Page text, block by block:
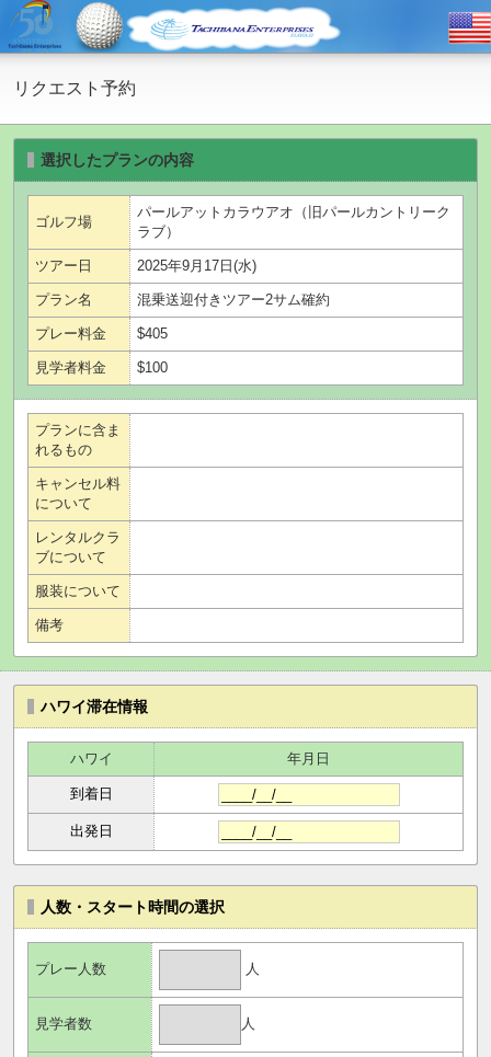
リクエスト予約
選択したプランの内容
ゴルフ場
パールアットカラウアオ（旧パールカントリーク
ラブ）
ツアー日 2025年9月17日(水)
プラン名 混乗送迎付きツアー2サム確約
プレー料金 $405
見学者料金 $100
プランに含ま
れるもの
キャンセル料
について
レンタルクラ
ブについて
服装について
備考
ハワイ滞在情報
ハワイ 年月日
到着日
出発日
人数・スタート時間の選択
プレー人数 人
見学者数 人